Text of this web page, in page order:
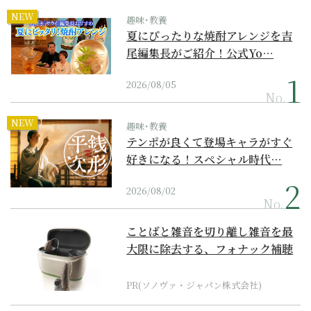
NEW 趣味･教養
夏にぴったりな焼酎アレンジを吉
尾編集長がご紹介！公式Yo…
2026/08/05
No.
NEW 趣味･教養
テンポが良くて登場キャラがすぐ
好きになる！スペシャル時代…
2026/08/02
No.
ことばと雑音を切り離し雑音を最
大限に除去する、フォナック補聴
PR(ソノヴァ・ジャパン株式会社)